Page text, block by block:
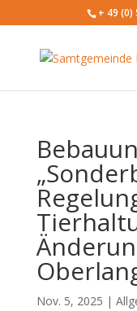
+ 49 (0)
Nov. 5, 2025 |